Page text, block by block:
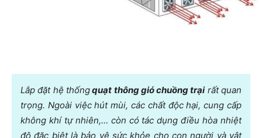
Lắp đặt hệ thốngquạt thông gió chuồng trạirất quan
trọng. Ngoài việc hút mùi, các chất độc hại, cung cấp
không khí tự nhiên,… còn có tác dụng điều hòa nhiệt
độ đặc biệt là bảo vệ sức khỏe cho con người và vật